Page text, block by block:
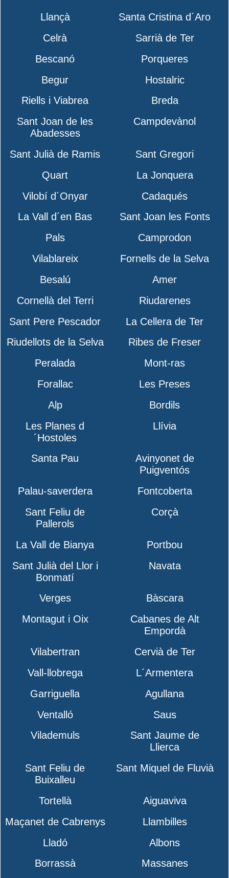
Llançà
Santa Cristina d´Aro
Celrà
Sarrià de Ter
Bescanó
Porqueres
Begur
Hostalric
Riells i Viabrea
Breda
Sant Joan de les
Abadesses
Campdevànol
Sant Julià de Ramis
Sant Gregori
Quart
La Jonquera
Vilobí d´Onyar
Cadaqués
La Vall d´en Bas
Sant Joan les Fonts
Pals
Camprodon
Vilablareix
Fornells de la Selva
Besalú
Amer
Cornellà del Terri
Riudarenes
Sant Pere Pescador
La Cellera de Ter
Riudellots de la Selva
Ribes de Freser
Peralada
Mont-ras
Forallac
Les Preses
Alp
Bordils
Les Planes d
´Hostoles
Llívia
Santa Pau
Avinyonet de
Puigventós
Palau-saverdera
Fontcoberta
Sant Feliu de
Pallerols
Corçà
La Vall de Bianya
Portbou
Sant Julià del Llor i
Bonmatí
Navata
Verges
Bàscara
Montagut i Oix
Cabanes de Alt
Empordà
Vilabertran
Cervià de Ter
Vall-llobrega
L´Armentera
Garriguella
Agullana
Ventalló
Saus
Vilademuls
Sant Jaume de
Llierca
Sant Feliu de
Buixalleu
Sant Miquel de Fluvià
Tortellà
Aiguaviva
Maçanet de Cabrenys
Llambilles
Lladó
Albons
Borrassà
Massanes